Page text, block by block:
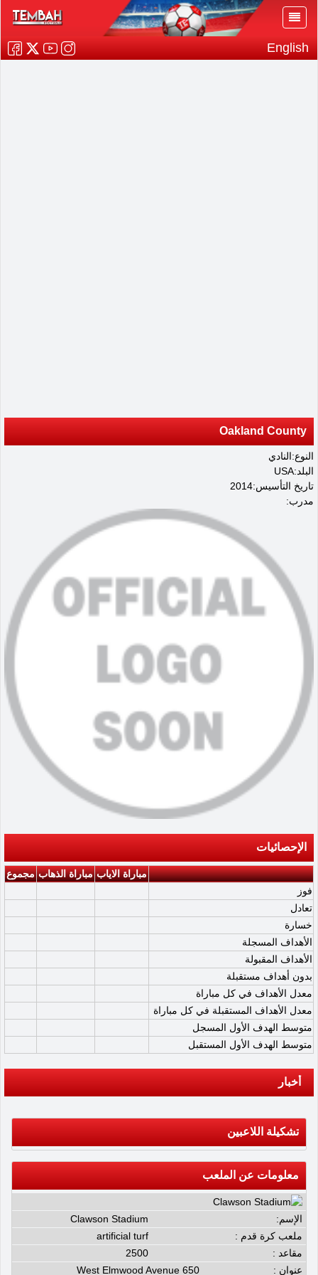
English
Oakland County
النوع:النادي
البلد:USA
تاريخ التأسيس:2014
مدرب:
الإحصائيات
مباراة الاياب مباراة الذهاب مجموع
فوز
تعادل
خسارة
الأهداف المسجلة
الأهداف المقبولة
بدون أهداف مستقبلة
معدل الأهداف في كل مباراة
معدل الأهداف المستقبلة في كل مباراة
متوسط الهدف الأول المسجل
متوسط الهدف الأول المستقبل
أخبار
تشكيلة اللاعبين
معلومات عن الملعب
الإسم:
Clawson Stadium
ملعب كرة قدم :
artificial turf
مقاعد :
2500
عنوان :
650 West Elmwood Avenue